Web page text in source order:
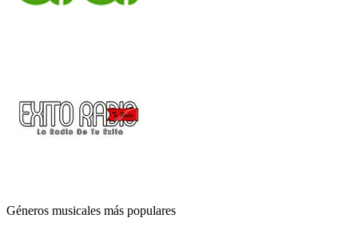
Géneros musicales más populares